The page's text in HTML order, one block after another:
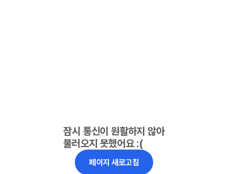
잠시 통신이 원활하지 않아
불러오지 못했어요 :(
페이지 새로고침